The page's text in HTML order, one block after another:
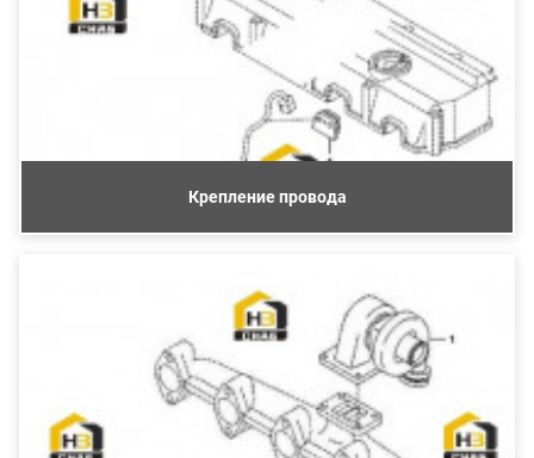
Крепление провода